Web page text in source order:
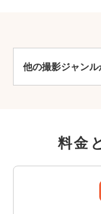
他の撮影ジャン
料金